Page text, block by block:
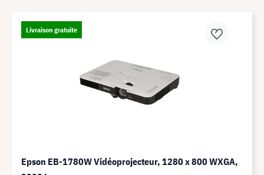
Livraison gratuite
Epson EB-1780W Vidéoprojecteur, 1280 x 800 WXGA,